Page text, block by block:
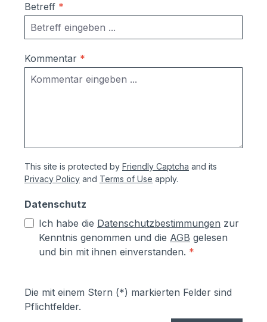
Betreff *
Kommentar *
This site is protected by Friendly Captcha and its
Privacy Policy and Terms of Use apply.
Datenschutz
Ich habe die Datenschutzbestimmungen zur
Kenntnis genommen und die AGB gelesen
und bin mit ihnen einverstanden. *
Die mit einem Stern (*) markierten Felder sind
Pflichtfelder.